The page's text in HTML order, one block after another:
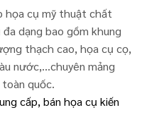
họa cụ mỹ thuật chất
dạng bao gồm khung
thạch cao, họa cụ cọ,
nước,…chuyên mảng
quốc.
cấp, bán họa cụ kiến